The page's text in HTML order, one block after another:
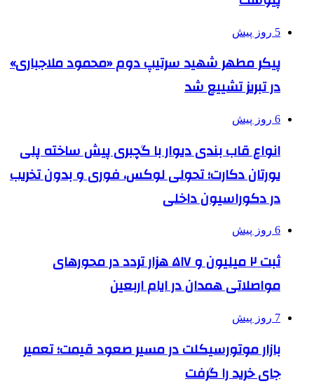
5 روز پیش
پیکر مطهر شهید سرتیپ دوم «محمود ملاجباری»
در تبریز تشییع شد
6 روز پیش
انواع قاب بندی دیوار با گچبری پیش ساخته پلی
یورتان دکارت؛ تحولی لوکس، فوری و بدون تخریب
در دکوراسیون داخلی
6 روز پیش
ثبت ۲ میلیون و ۵۱۷ هزار تردد در محورهای
مواصلاتی همدان در ایام اربعین
7 روز پیش
بازار موتورسیکلت در مسیر صعود قیمت؛ تعمیر
جای خرید را گرفت